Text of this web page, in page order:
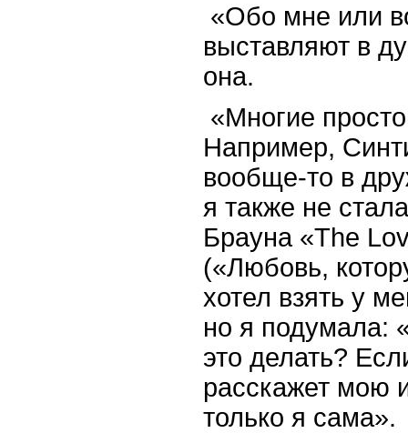
«Обо мне или
выставляют в
она.
«Многие
Например,
вообще-то в
я также не
Брауна «The
(«Любовь,
хотел взять у
но я подумала:
это делать?
расскажет мою
только я сама».